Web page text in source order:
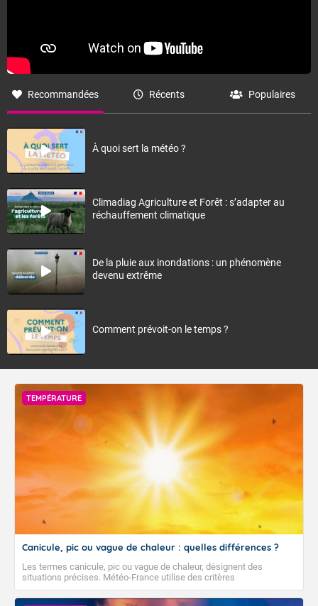
Recommandées Récents Populaires
À quoi sert la météo ?
Climadiag Agriculture et Forêt : s’adapter au
réchauffement climatique
De la pluie aux inondations : un phénomène
devenu extrême
Comment prévoit-on le temps ?
TEMPÉRATURE
Canicule, pic ou vague de chaleur : quelles différences ?
Les termes canicule, pic ou vague de chaleur, désignent des
situations précises. Météo-France utilise des critères
climatologiques pour évaluer et qualifier les épisodes de chaleur qui
peuvent avoir des impacts sanitaires et socio-économiques